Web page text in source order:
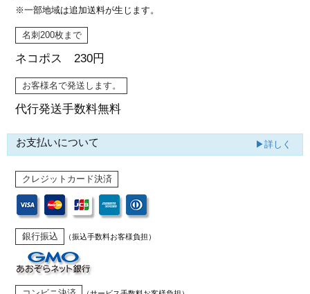
※一部地域は追加送料が生じます。
名刺200枚まで
ネコポス 230円
お客様名で発送します。
代行発送手数料無料
お支払いについて ▶詳しく
クレジットカード決済
銀行振込 （振込手数料お客様負担）